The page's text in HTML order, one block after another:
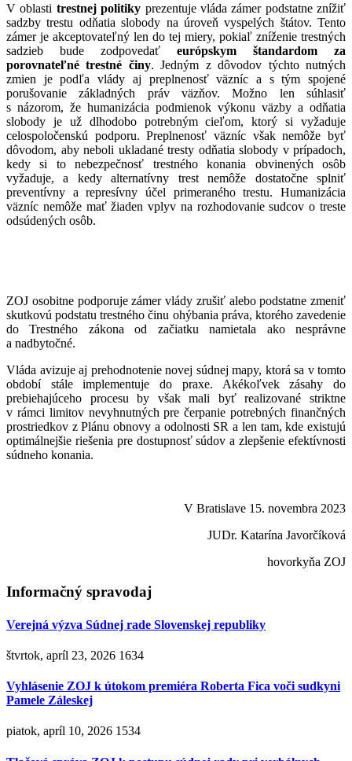
V oblasti trestnej politiky prezentuje vláda zámer podstatne znížiť
sadzby trestu odňatia slobody na úroveň vyspelých štátov. Tento
zámer je akceptovateľný len do tej miery, pokiaľ zníženie trestných
sadzieb bude zodpovedať európskym štandardom za
porovnateľné trestné činy. Jedným z dôvodov týchto nutných
zmien je podľa vlády aj preplnenosť väzníc a s tým spojené
porušovanie základných práv väzňov. Možno len súhlasiť
s názorom, že humanizácia podmienok výkonu väzby a odňatia
slobody je už dlhodobo potrebným cieľom, ktorý si vyžaduje
celospoločenskú podporu. Preplnenosť väzníc však nemôže byť
dôvodom, aby neboli ukladané tresty odňatia slobody v prípadoch,
kedy si to nebezpečnosť trestného konania obvinených osôb
vyžaduje, a kedy alternatívny trest nemôže dostatočne splniť
preventívny a represívny účel primeraného trestu. Humanizácia
väzníc nemôže mať žiaden vplyv na rozhodovanie sudcov o treste
odsúdených osôb.
ZOJ osobitne podporuje zámer vlády zrušiť alebo podstatne zmeniť
skutkovú podstatu trestného činu ohýbania práva, ktorého zavedenie
do Trestného zákona od začiatku namietala ako nesprávne
a nadbytočné.
Vláda avizuje aj prehodnotenie novej súdnej mapy, ktorá sa v tomto
období stále implementuje do praxe. Akékoľvek zásahy do
prebiehajúceho procesu by však mali byť realizované striktne
v rámci limitov nevyhnutných pre čerpanie potrebných finančných
prostriedkov z Plánu obnovy a odolnosti SR a len tam, kde existujú
optimálnejšie riešenia pre dostupnosť súdov a zlepšenie efektívnosti
súdneho konania.
V Bratislave 15. novembra 2023
JUDr. Katarína Javorčíková
hovorkyňa ZOJ
Informačný spravodaj
Verejná výzva Súdnej rade Slovenskej republiky
štvrtok, apríl 23, 2026 1634
Vyhlásenie ZOJ k útokom premiéra Roberta Fica voči sudkyni
Pamele Záleskej
piatok, apríl 10, 2026 1534